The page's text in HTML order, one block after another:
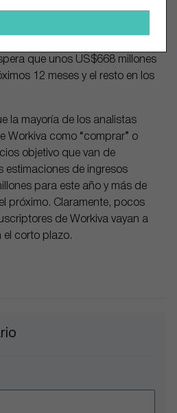
la empresa a partir de los
que unos US$668 millones
12 meses y el resto en los
la mayoría de los analistas
Workiva como “comprar” o
objetivo que van de
estimaciones de ingresos
para este año y más de
próximo. Claramente, pocos
de Workiva vayan a
el corto plazo.